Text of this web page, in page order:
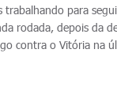
para
rodada, depois da
contra o Vitória na